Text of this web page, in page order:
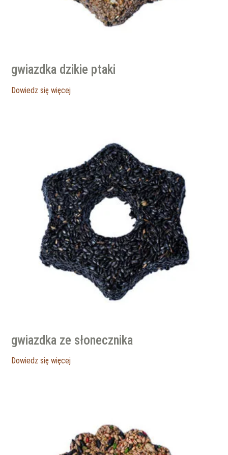
gwiazdka dzikie ptaki
Dowiedz się więcej
gwiazdka ze słonecznika
Dowiedz się więcej